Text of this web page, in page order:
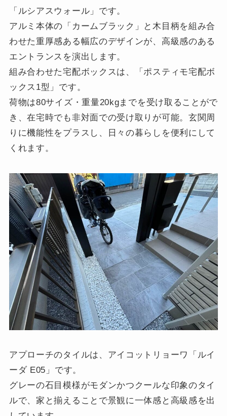
「ルシアスウォール」です。
アルミ本体の「カームブラック」と木目柄を組み合
わせた重厚感ある幅広のデザインが、高級感のある
エントランスを演出します。
組み合わせた宅配ボックスは、「ポスティモ宅配ボ
ックス1型」です。
荷物は80サイズ・重量20kgまでを受け取ることがで
き、在宅時でも非対面での受け取りが可能。玄関周
りに機能性をプラスし、日々の暮らしを便利にして
くれます。
アプローチのタイルは、アイコットリョーワ「ルイ
ーダ E05」です。
グレーの石目模様がモダンかつクールな印象のタイ
ルで、家と揃えることで景観に一体感と高級感を出